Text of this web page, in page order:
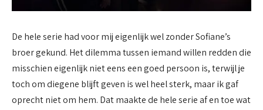
De hele serie had voor mij eigenlijk wel zonder Sofiane’s
broer gekund. Het dilemma tussen iemand willen redden die
misschien eigenlijk niet eens een goed persoon is, terwijl je
toch om diegene blijft geven is wel heel sterk, maar ik gaf
oprecht niet om hem. Dat maakte de hele serie af en toe wat